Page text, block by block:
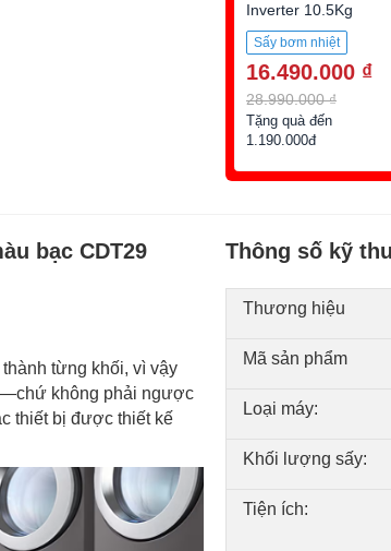
Inverter 10.5Kg
DVHP50W
Sấy bơm nhiệt
16.490.000 ₫
28.990.000 ₫
Tặng quà đến
1.190.000đ
bạc CDT29
từng khối, vì vậy
—chứ không phải ngược
thiết bị được thiết kế
Thông số kỹ
Thương hiệu
Mã sản phẩm
Loại máy:
Khối lượng sấy:
Tiện ích: